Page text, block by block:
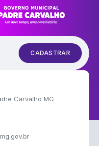
CADASTRAR
Carvalho MG